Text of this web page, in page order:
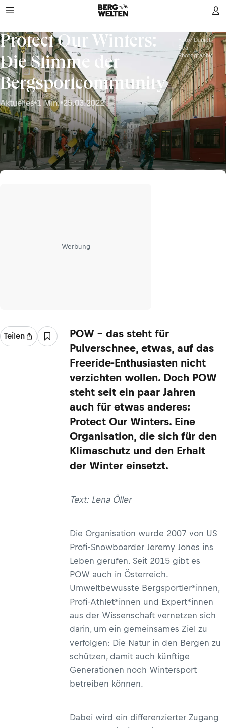
Protect Our Winters:
Die Stimme der
Bergsportcommunity
Aktuelles•1 Min.•25.03.2022
Foto: Daniel
Bear
Photography
Werbung
Teilen
POW - das steht für
Pulverschnee, etwas, auf das
Freeride-Enthusiasten nicht
verzichten wollen. Doch POW
steht seit ein paar Jahren
auch für etwas anderes:
Protect Our Winters. Eine
Organisation, die sich für den
Klimaschutz und den Erhalt
der Winter einsetzt.
Text: Lena Öller
Die Organisation wurde 2007 von US
Profi-Snowboarder Jeremy Jones ins
Leben gerufen. Seit 2015 gibt es
POW auch in Österreich.
Umweltbewusste Bergsportler*innen,
Profi-Athlet*innen und Expert*innen
aus der Wissenschaft vernetzen sich
darin, um ein gemeinsames Ziel zu
verfolgen: Die Natur in den Bergen zu
schützen, damit auch künftige
Generationen noch Wintersport
betreiben können.
Dabei wird ein differenzierter Zugang